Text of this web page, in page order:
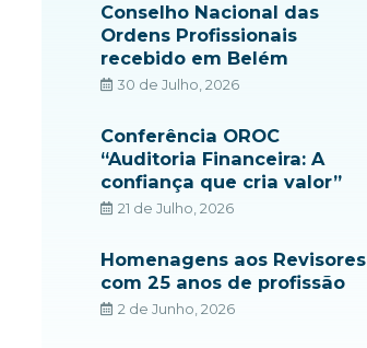
Conselho Nacional das
Ordens Profissionais
recebido em Belém
30 de Julho, 2026
Conferência OROC
“Auditoria Financeira: A
confiança que cria valor”
21 de Julho, 2026
Homenagens aos Revisores
com 25 anos de profissão
2 de Junho, 2026